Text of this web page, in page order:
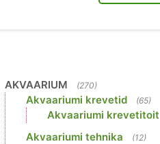
AKVAARIUM (270)
Akvaariumi krevetid (65)
Akvaariumi krevetitoit
Akvaariumi tehnika (12)